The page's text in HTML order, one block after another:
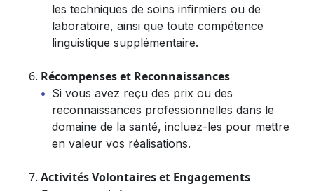
les techniques de soins infirmiers ou de
laboratoire, ainsi que toute compétence
linguistique supplémentaire.
Récompenses et Reconnaissances
Si vous avez reçu des prix ou des
reconnaissances professionnelles dans le
domaine de la santé, incluez-les pour mettre
en valeur vos réalisations.
Activités Volontaires et Engagements